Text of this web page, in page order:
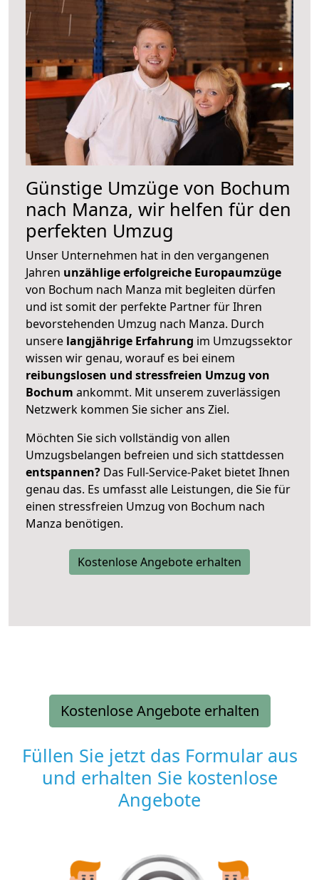
Günstige Umzüge von Bochum
nach Manza, wir helfen für den
perfekten Umzug
Unser Unternehmen hat in den vergangenen
Jahren unzählige erfolgreiche Europaumzüge
von Bochum nach Manza mit begleiten dürfen
und ist somit der perfekte Partner für Ihren
bevorstehenden Umzug nach Manza. Durch
unsere langjährige Erfahrung im Umzugssektor
wissen wir genau, worauf es bei einem
reibungslosen und stressfreien Umzug von
Bochum ankommt. Mit unserem zuverlässigen
Netzwerk kommen Sie sicher ans Ziel.
Möchten Sie sich vollständig von allen
Umzugsbelangen befreien und sich stattdessen
entspannen? Das Full-Service-Paket bietet Ihnen
genau das. Es umfasst alle Leistungen, die Sie für
einen stressfreien Umzug von Bochum nach
Manza benötigen.
Kostenlose Angebote erhalten
Kostenlose Angebote erhalten
Füllen Sie jetzt das Formular aus
und erhalten Sie kostenlose
Angebote